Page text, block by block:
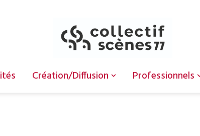
Création/Diffusion Professionnels